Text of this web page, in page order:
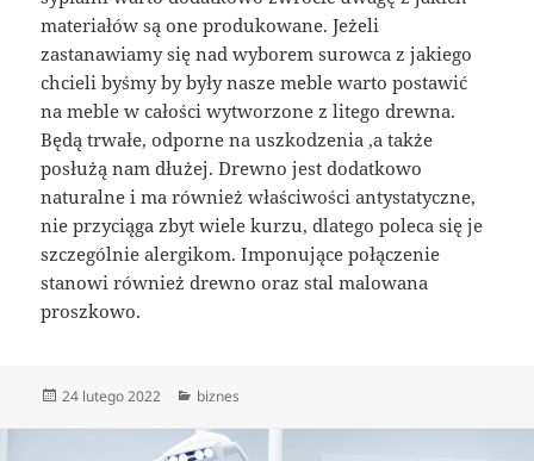
materiałów są one produkowane. Jeżeli
zastanawiamy się nad wyborem surowca z jakiego
chcieli byśmy by były nasze meble warto postawić
na meble w całości wytworzone z litego drewna.
Będą trwałe, odporne na uszkodzenia ,a także
posłużą nam dłużej. Drewno jest dodatkowo
naturalne i ma również właściwości antystatyczne,
nie przyciąga zbyt wiele kurzu, dlatego poleca się je
szczególnie alergikom. Imponujące połączenie
stanowi również drewno oraz stal malowana
proszkowo.
Data
24 lutego 2022 Kategorie
biznes